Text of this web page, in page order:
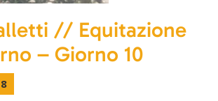
// Equitazione
– Giorno 10